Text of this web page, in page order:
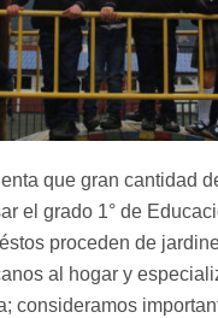
que gran cantidad
el grado 1° de
proceden de
al hogar y
consideramos